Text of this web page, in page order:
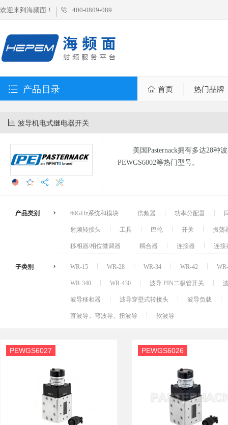
欢迎来到海频面！ 400-0809-089
产品目录 首页 热门品牌
波导机电式继电器开关
美国Pasternack拥有多达28种
PEWGS6002等热门型号。
产品类别 60GHz系统和模块 倍频器 功率分配器
射频转接头
工具 巴伦 开关
振荡
移相器/相位微调器
耦合器 连接器 连接
子类别 WR-15 WR-28 WR-34 WR-42
WR-340
WR-430 波导 PIN二极管开关
波导移相器
波导穿壁式转接头
波导负载
直波导，弯波导，扭波导
软波导
PEWGS6027 PEWGS6026